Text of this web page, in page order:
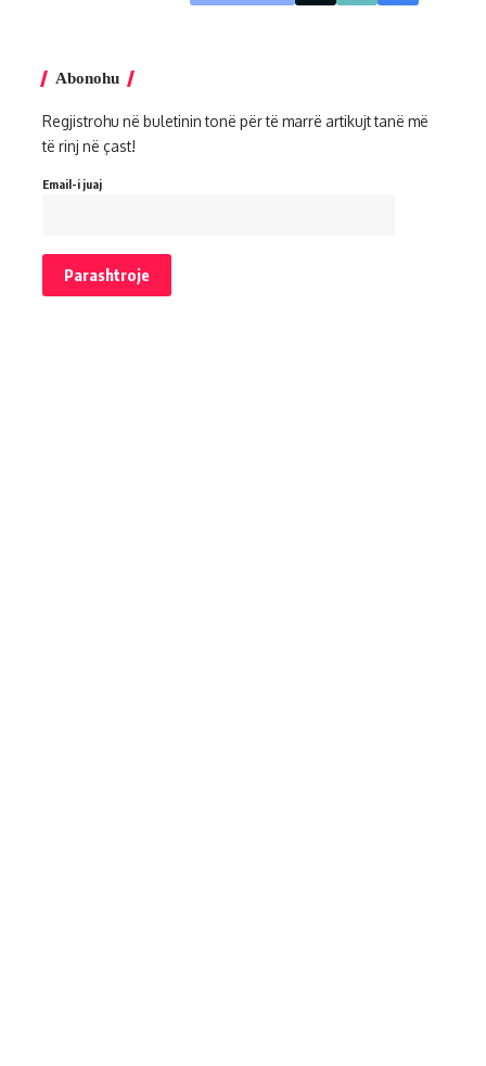
Abonohu
Regjistrohu në buletinin tonë për të marrë artikujt tanë më
të rinj në çast!
Email-i juaj